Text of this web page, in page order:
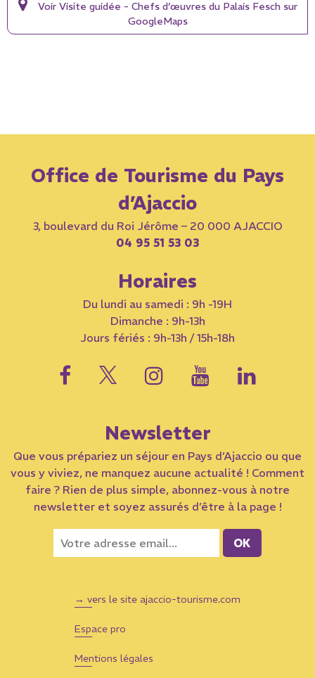
Voir Visite guidée - Chefs d’œuvres du Palais Fesch sur
GoogleMaps
Office de Tourisme du Pays
d’Ajaccio
3, boulevard du Roi Jérôme – 20 000 AJACCIO
04 95 51 53 03
Horaires
Du lundi au samedi : 9h -19H
Dimanche : 9h-13h
Jours fériés : 9h-13h / 15h-18h
Newsletter
Que vous prépariez un séjour en Pays d’Ajaccio ou que
vous y viviez, ne manquez aucune actualité ! Comment
faire ? Rien de plus simple, abonnez-vous à notre
newsletter et soyez assurés d’être à la page !
→ vers le site ajaccio-tourisme.com
Espace pro
Mentions légales